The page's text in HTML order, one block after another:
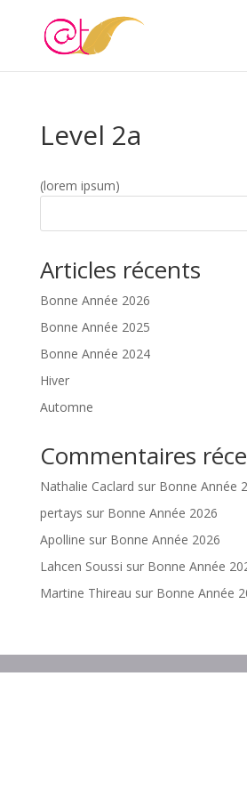
Level 2a
(lorem ipsum)
Articles récents
Bonne Année 2026
Bonne Année 2025
Bonne Année 2024
Hiver
Automne
Commentaires
Nathalie Caclard sur Bonne Année
pertays sur Bonne Année 2026
Apolline sur Bonne Année 2026
Lahcen Soussi sur Bonne Année
Martine Thireau sur Bonne Année